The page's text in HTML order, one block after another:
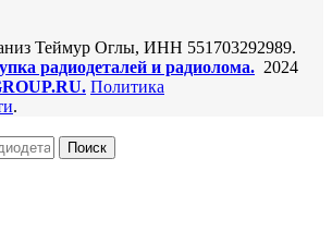
Теймур Оглы, ИНН 551703292989.
радиодеталей и радиолома. 2024
Политика
.
Поиск